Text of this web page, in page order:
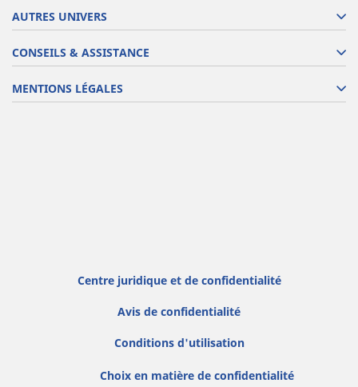
AUTRES UNIVERS
CONSEILS & ASSISTANCE
MENTIONS LÉGALES
Centre juridique et de confidentialité
Avis de confidentialité
Conditions d'utilisation
Choix en matière de confidentialité